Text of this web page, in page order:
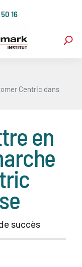
16
Centric dans
en
succès